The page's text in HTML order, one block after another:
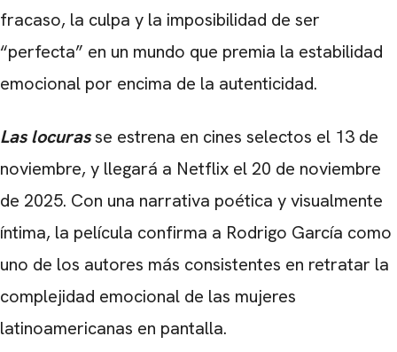
fracaso, la culpa y la imposibilidad de ser
“perfecta” en un mundo que premia la estabilidad
emocional por encima de la autenticidad.
Las locurasse estrena en cines selectos el 13 de
noviembre, y llegará a Netflix el 20 de noviembre
de 2025. Con una narrativa poética y visualmente
íntima, la película confirma a Rodrigo García como
uno de los autores más consistentes en retratar la
complejidad emocional de las mujeres
latinoamericanas en pantalla.